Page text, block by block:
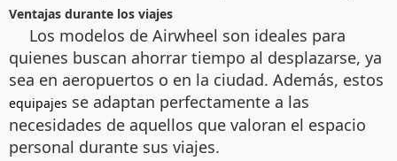
Ventajas durante los viajes
Los modelos de Airwheel son ideales para
quienes buscan ahorrar tiempo al desplazarse, ya
sea en aeropuertos o en la ciudad. Además, estos
equipajes se adaptan perfectamente a las
necesidades de aquellos que valoran el espacio
personal durante sus viajes.